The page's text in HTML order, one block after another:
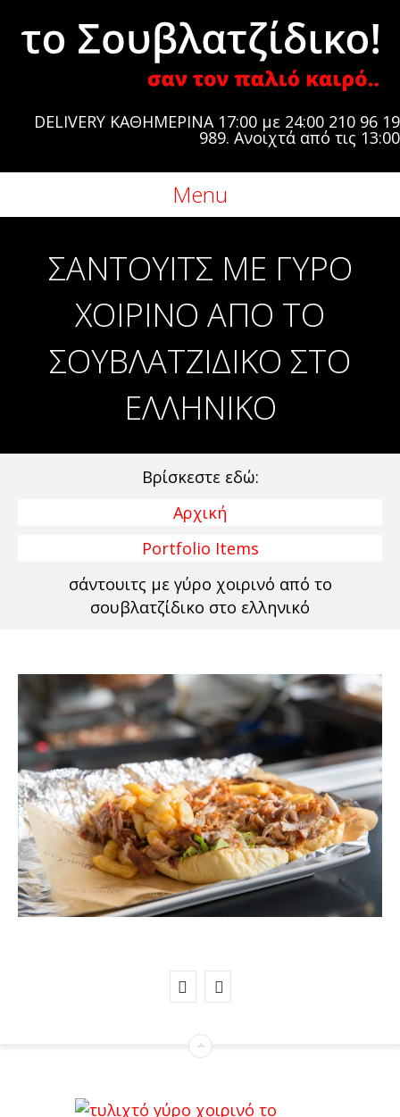
DELIVERY ΚΑΘΗΜΕΡΙΝΑ 17:00 με 24:00 210 96 19
989. Ανοιχτά από τις 13:00
Menu
ΣΆΝΤΟΥΙΤΣ ΜΕ ΓΎΡΟ
ΧΟΙΡΙΝΌ ΑΠΌ ΤΟ
ΣΟΥΒΛΑΤΖΊΔΙΚΟ ΣΤΟ
ΕΛΛΗΝΙΚΌ
Βρίσκεστε εδώ:
Αρχική
Portfolio Items
σάντουιτς με γύρο χοιρινό από το
σουβλατζίδικο στο ελληνικό